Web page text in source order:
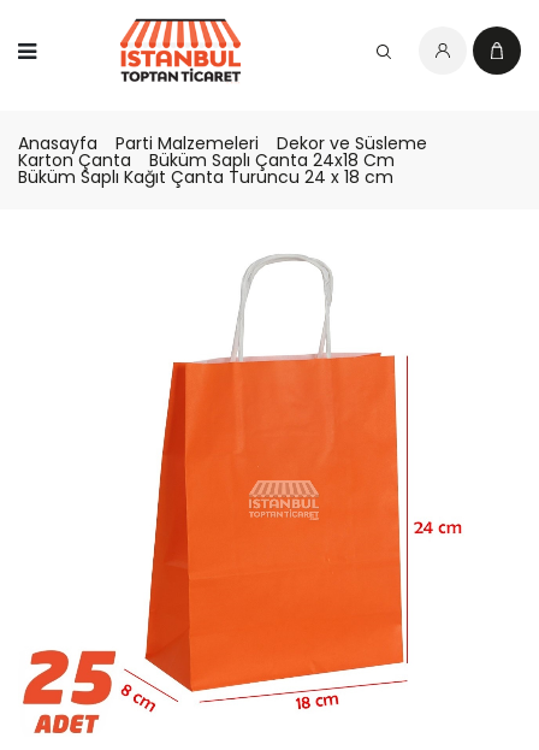
Anasayfa Parti Malzemeleri Dekor ve Süsleme
Karton Çanta Büküm Saplı Çanta 24x18 Cm
Büküm Saplı Kağıt Çanta Turuncu 24 x 18 cm